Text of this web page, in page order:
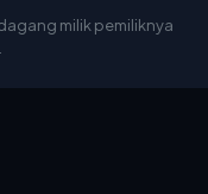
milik pemiliknya